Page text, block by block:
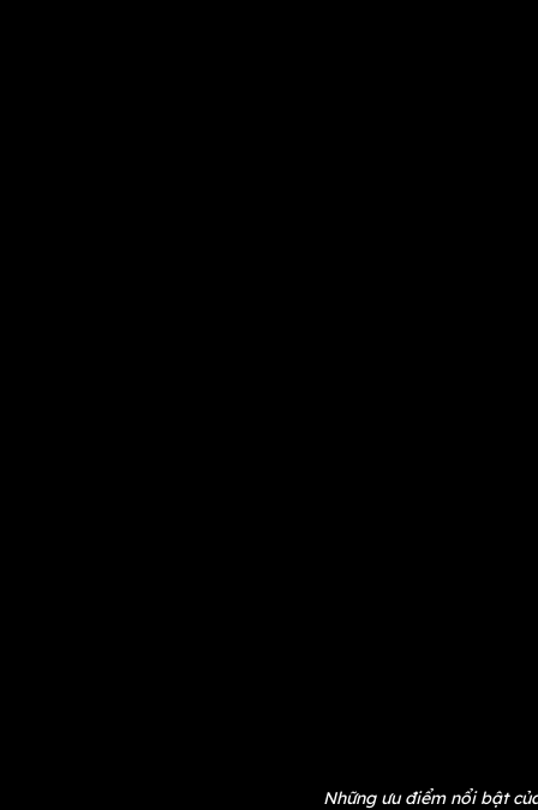
Những ưu điểm nổi bật